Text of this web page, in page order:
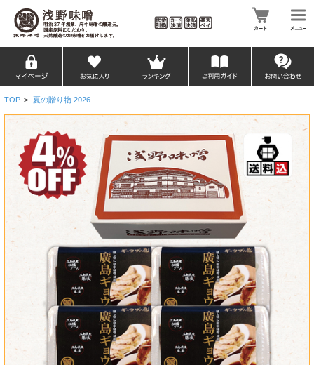
TOP > 夏の贈り物 2026